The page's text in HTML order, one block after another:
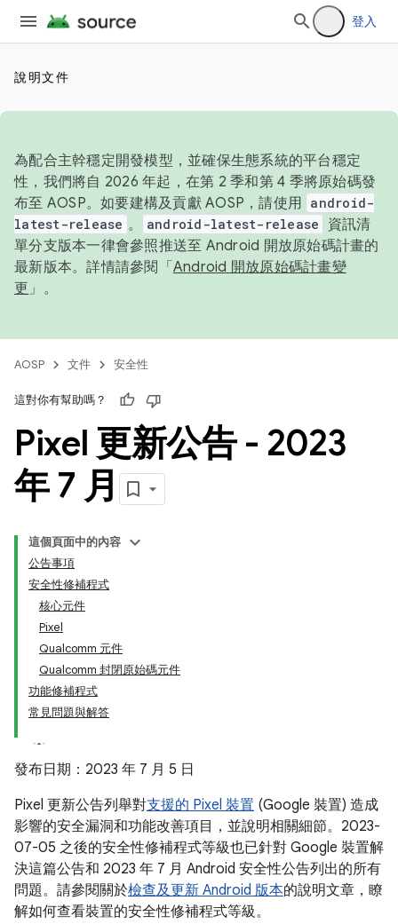
登入
說明文件
為配合主幹穩定開發模型，並確保生態系統的平台穩定
性，我們將自 2026 年起，在第 2 季和第 4 季將原始碼發
布至 AOSP。如要建構及貢獻 AOSP，請使用 android-
latest-release 。 android-latest-release
資訊清
單分支版本一律會參照推送至 Android 開放原始碼計畫的
最新版本。詳情請參閱「 Android 開放原始碼計畫變
更 」。
AOSP 文件 安全性
這對你有幫助嗎？
Pixel 更新公告 - 2023
年 7 月
這個頁面中的內容
公告事項
安全性修補程式
核心元件
Pixel
Qualcomm 元件
Qualcomm 封閉原始碼元件
功能修補程式
常見問題與解答
發布日期：2023 年 7 月 5 日
Pixel 更新公告列舉對支援的 Pixel 裝置 (Google 裝置) 造成
影響的安全漏洞和功能改善項目，並說明相關細節。2023-
07-05 之後的安全性修補程式等級也已針對 Google 裝置解
決這篇公告和 2023 年 7 月 Android 安全性公告列出的所有
問題。請參閱關於檢查及更新 Android 版本的說明文章，瞭
解如何查看裝置的安全性修補程式等級。